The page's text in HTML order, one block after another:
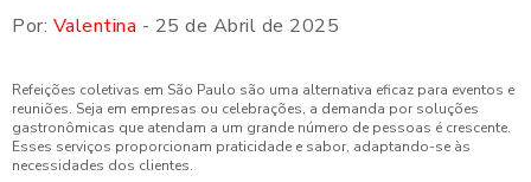
Por: Valentina - 25 de Abril de 2025
Refeições coletivas em São Paulo são uma alternativa eficaz para eventos e
reuniões. Seja em empresas ou celebrações, a demanda por soluções
gastronômicas que atendam a um grande número de pessoas é crescente.
Esses serviços proporcionam praticidade e sabor, adaptando-se às
necessidades dos clientes.